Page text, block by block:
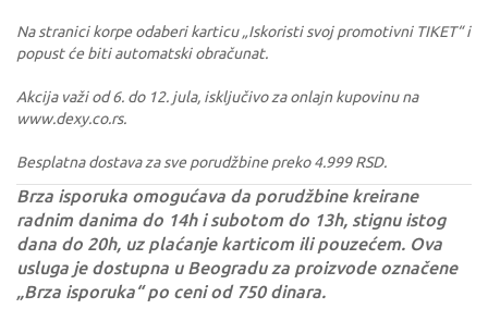
Na stranici korpe odaberi karticu „Iskoristi svoj promotivni TIKET“ i
popust će biti automatski obračunat.
Akcija važi od 6. do 12. jula, isključivo za onlajn kupovinu na
www.dexy.co.rs.
Besplatna dostava za sve porudžbine preko 4.999 RSD.
Brza isporuka omogućava da porudžbine kreirane
radnim danima do 14h i subotom do 13h, stignu istog
dana do 20h, uz plaćanje karticom ili pouzećem. Ova
usluga je dostupna u Beogradu za proizvode označene
„Brza isporuka“ po ceni od 750 dinara.